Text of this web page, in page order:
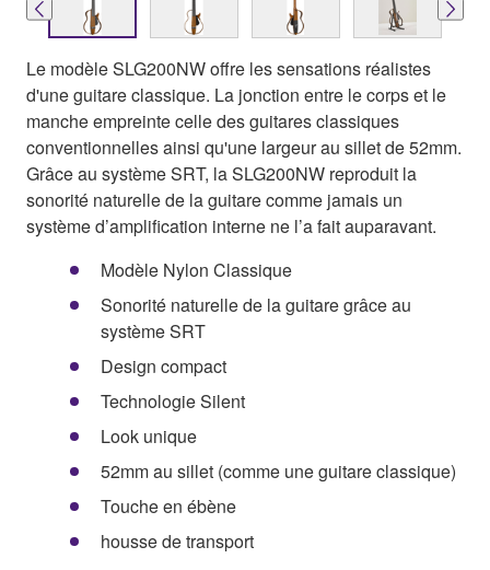
Le modèle SLG200NW offre les sensations réalistes
d'une guitare classique. La jonction entre le corps et le
manche empreinte celle des guitares classiques
conventionnelles ainsi qu'une largeur au sillet de 52mm.
Grâce au système SRT, la SLG200NW reproduit la
sonorité naturelle de la guitare comme jamais un
système d’amplification interne ne l’a fait auparavant.
Modèle Nylon Classique
Sonorité naturelle de la guitare grâce au
système SRT
Design compact
Technologie Silent
Look unique
52mm au sillet (comme une guitare classique)
Touche en ébène
housse de transport